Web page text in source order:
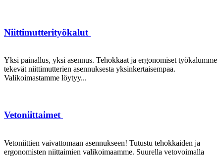
Niittimutterityökalut
Yksi painallus, yksi asennus. Tehokkaat ja ergonomiset työkalumme
tekevät niittimutterien asennuksesta yksinkertaisempaa.
Valikoimastamme löytyy...
Vetoniittaimet
Vetoniittien vaivattomaan asennukseen! Tutustu tehokkaiden ja
ergonomisten niittaimien valikoimaamme. Suurella vetovoimalla